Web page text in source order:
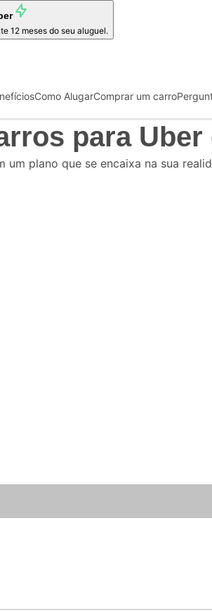
12 meses do seu aluguel.
Como AlugarComprar um carro
para Uber
um plano que se encaixa na sua